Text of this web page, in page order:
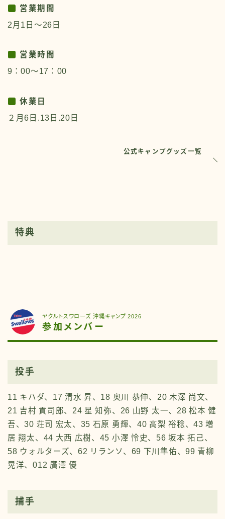
営業期間
2月1日〜26日
営業時間
9：00～17：00
休業日
２月6日.13日.20日
公式キャンプグッズ一覧
特典
ヤクルトスワローズ 沖縄キャンプ 2026
参加メンバー
投手
11 キハダ、17 清水 昇、18 奥川 恭伸、20 木澤 尚文、
21 吉村 貢司郎、24 星 知弥、26 山野 太一、28 松本 健
吾、30 荘司 宏太、35 石原 勇輝、40 高梨 裕稔、43 増
居 翔太、44 大西 広樹、45 小澤 怜史、56 坂本 拓己、
58 ウォルターズ、62 リランソ、69 下川隼佑、99 青柳
晃洋、012 廣澤 優
捕手